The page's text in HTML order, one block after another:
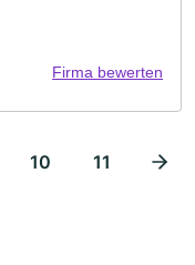
Firma bewerten
10 11